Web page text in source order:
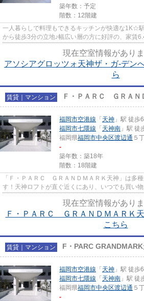
築年数：予定
階数：12階建
一人暮らしで料理もできるキッチンが快適な1K☆
から徒歩3分の立地♪幅広い層の方に好評の、家賃
方に愛される、よく整備された...
現在空室情報がありま
アソシアグロッツォ天神ザ・ガ-デン
ら
賃貸｜マンション Ｆ・ＰＡＲＣ ＧＲＡＮ
福岡市空港線 「天神 」駅 徒歩
福岡市七隈線 「天神南 」駅 徒
福岡県福岡市中央区渡辺通 ５
-
築年数：築18年
階数：18階建
「Ｆ・ＰＡＲＣ ＧＲＡＮＤＭＡＲＫ天神」は多
す！天神ロフトが直ぐ近くにあり、いつでも買い
らのニーズが高い2LDKになっ...
現在空室情報がありま
Ｆ・ＰＡＲＣ ＧＲＡＮＤＭＡＲＫ
こちら
賃貸｜マンション F・PARC
福岡市空港線 「天神 」駅 徒歩
福岡市七隈線 「天神南 」駅 徒
福岡県福岡市中央区渡辺通 ５
-